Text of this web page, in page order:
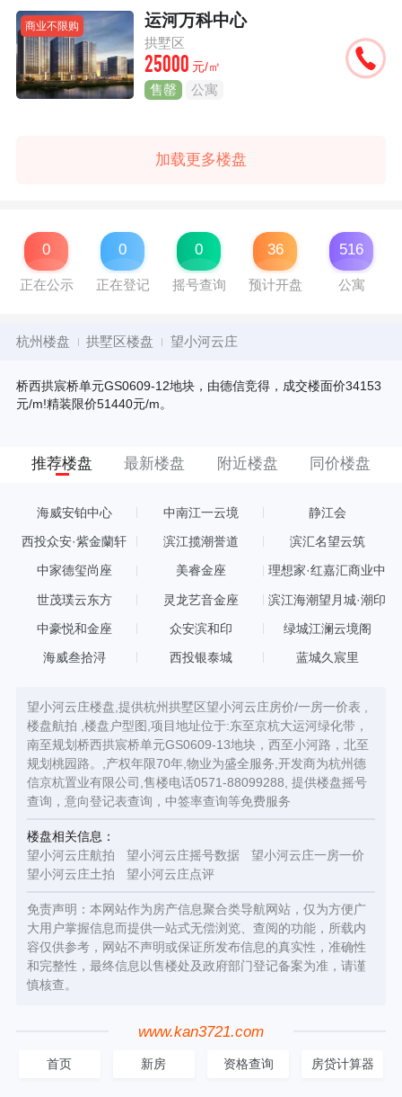
商业不限购 运河万科中心
拱墅区
25000 元/㎡
售罄 公寓
加载更多楼盘
0
正在公示
0
正在登记
0
摇号查询
36
预计开盘
516
公寓
杭州楼盘 拱墅区楼盘 望小河云庄
桥西拱宸桥单元GS0609-12地块，由德信竞得，成交楼面价34153
元/m!精装限价51440元/m。
推荐楼盘 最新楼盘 附近楼盘 同价楼盘
海威安铂中心 中南江一云境 静江会
西投众安·紫金蘭轩 滨江揽潮誉道 滨汇名望云筑
中家德玺尚座 美睿金座
理想家·红嘉汇商业中
世茂璞云东方 灵龙艺音金座 滨江海潮望月城·潮印
中豪悦和金座 众安滨和印 绿城江澜云境阁
海威叁拾浔 西投银泰城 蓝城久宸里
望小河云庄楼盘,提供杭州拱墅区望小河云庄房价/一房一价表 ,
楼盘航拍 ,楼盘户型图,项目地址位于:东至京杭大运河绿化带，
南至规划桥西拱宸桥单元GS0609-13地块，西至小河路，北至
规划桃园路。,产权年限70年,物业为盛全服务,开发商为杭州德
信京杭置业有限公司,售楼电话0571-88099288, 提供楼盘摇号
查询，意向登记表查询，中签率查询等免费服务
楼盘相关信息：
望小河云庄航拍
望小河云庄摇号数据
望小河云庄一房一价
望小河云庄土拍
望小河云庄点评
免责声明：本网站作为房产信息聚合类导航网站，仅为方便广
大用户掌握信息而提供一站式无偿浏览、查阅的功能，所载内
容仅供参考，网站不声明或保证所发布信息的真实性，准确性
和完整性，最终信息以售楼处及政府部门登记备案为准，请谨
慎核查。
www.kan3721.com
首页 新房 资格查询 房贷计算器